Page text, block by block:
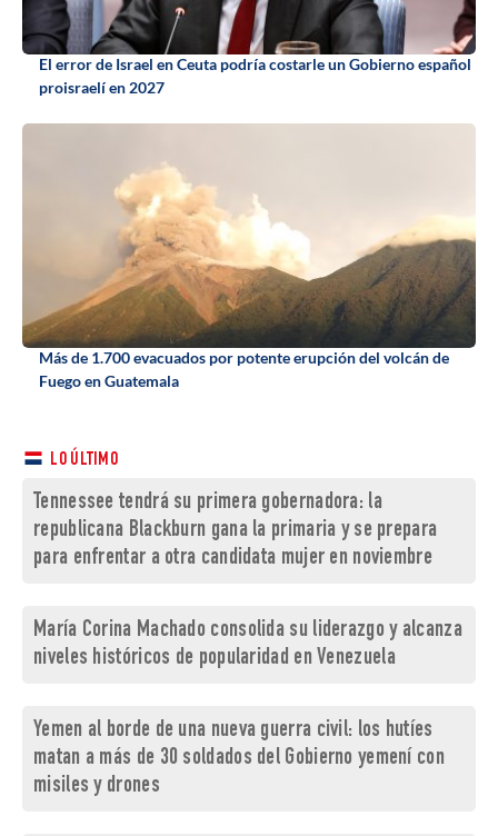
El error de Israel en Ceuta podría costarle un Gobierno español
proisraelí en 2027
Más de 1.700 evacuados por potente erupción del volcán de
Fuego en Guatemala
LO ÚLTIMO
Tennessee tendrá su primera gobernadora: la
republicana Blackburn gana la primaria y se prepara
para enfrentar a otra candidata mujer en noviembre
María Corina Machado consolida su liderazgo y alcanza
niveles históricos de popularidad en Venezuela
Yemen al borde de una nueva guerra civil: los hutíes
matan a más de 30 soldados del Gobierno yemení con
misiles y drones